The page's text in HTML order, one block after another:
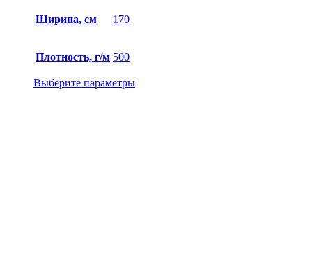
Ширина, см 170
Плотность, г/м 500
Выберите параметры